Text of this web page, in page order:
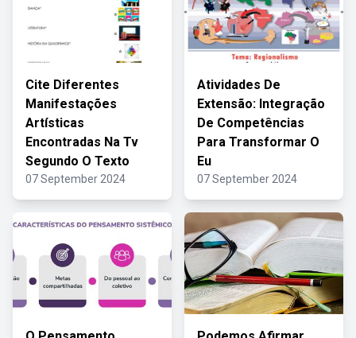
Cite Diferentes
Manifestações
Artísticas
Encontradas Na Tv
Segundo O Texto
07 September 2024
Atividades De
Extensão: Integração
De Competências
Para Transformar O
Eu
07 September 2024